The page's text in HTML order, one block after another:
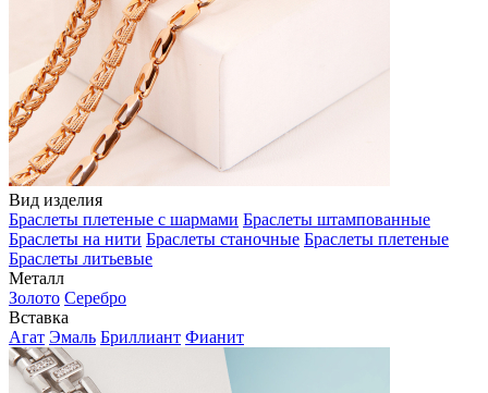
Вид изделия
Браслеты плетеные с шармами Браслеты штампованные
Браслеты на нити Браслеты станочные Браслеты плетеные
Браслеты литьевые
Металл
Золото Серебро
Вставка
Агат Эмаль Бриллиант Фианит